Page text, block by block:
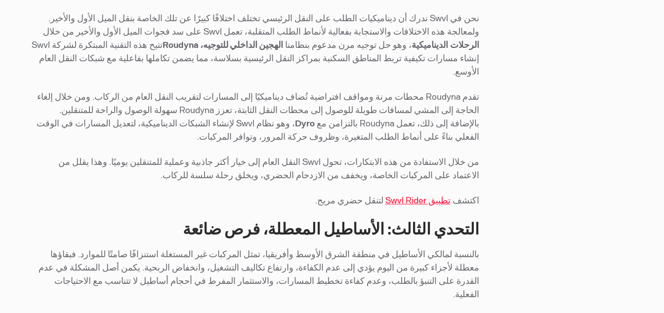
نحن في Swvl ندرك أن ديناميكيات الطلب على النقل الرئيسي تختلف اختلافًا كبيرًا عن تلك الخاصة بنقل الميل الأول والأخير.
ولمعالجة هذه الاختلافات والاستجابة بفعالية لأنماط الطلب المتقلبة، تعمل Swvl على سد فجوات الميل الأول والأخير من خلال
الرحلات الديناميكية، وهو حل توجيه مرن مدعوم بنظامنا الهجين الداخلي للتوجيه، Roudyna
تتيح هذه التقنية المبتكرة لشركة Swvl
إنشاء مسارات تكيفية تربط المناطق السكنية بمراكز النقل الرئيسية بسلاسة، مما يضمن تكاملها بفاعلية مع شبكات النقل العام
الأوسع.
تقدم Roudyna محطات مرنة ومواقف افتراضية تُضاف ديناميكيًا إلى المسارات لتقريب النقل العام من الركاب. ومن خلال إلغاء
الحاجة إلى المشي لمسافات طويلة للوصول إلى محطات النقل الثابتة، تعزز Roudyna سهولة الوصول والراحة للمتنقلين.
بالإضافة إلى ذلك، تعمل Roudyna بالتزامن مع
Dyro
، وهو نظام Swvl لإنشاء الشبكات الديناميكية، لتعديل المسارات في الوقت
الفعلي بناءً على أنماط الطلب المتغيرة، وظروف حركة المرور، وتوافر المركبات.
من خلال الاستفادة من هذه الابتكارات، تحول Swvl النقل العام إلى خيار أكثر جاذبية وعملية للمتنقلين يوميًا. وهذا يقلل من
الاعتماد على المركبات الخاصة، ويخفف من الازدحام الحضري، ويخلق رحلة سلسة للركاب.
اكتشفتطبيق Swvl Rider لتنقل حضري مريح.
التحدي الثالث: الأساطيل المعطلة، فرص ضائعة
بالنسبة لمالكي الأساطيل في منطقة الشرق الأوسط وأفريقيا، تمثل المركبات غير المستغلة استنزافًا صامتًا للموارد. فبقاؤها
معطلة لأجزاء كبيرة من اليوم يؤدي إلى عدم الكفاءة، وارتفاع تكاليف التشغيل، وانخفاض الربحية. يكمن أصل المشكلة في عدم
القدرة على التنبؤ بالطلب، وعدم كفاءة تخطيط المسارات، والاستثمار المفرط في أحجام أساطيل لا تتناسب مع الاحتياجات
الفعلية.